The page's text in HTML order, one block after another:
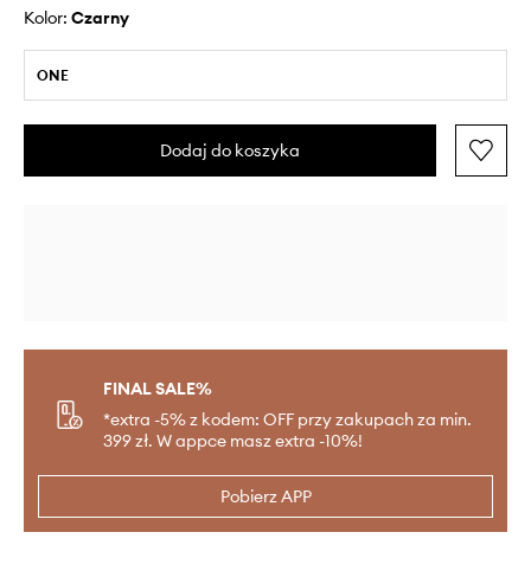
Kolor: czarny
ONE
Dodaj do koszyka
FINAL SALE%
*extra -5% z kodem: OFF przy zakupach za min.
399 zł. W appce masz extra -10%!
Pobierz APP